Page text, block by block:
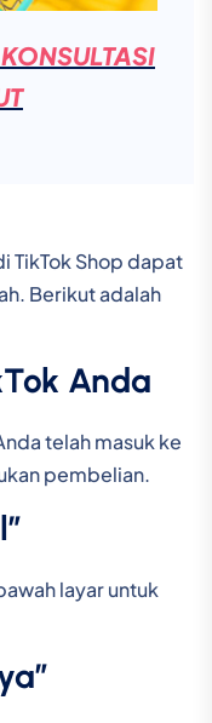
TikTok Shop dapat
Berikut adalah
Anda
telah masuk ke
pembelian.
layar untuk